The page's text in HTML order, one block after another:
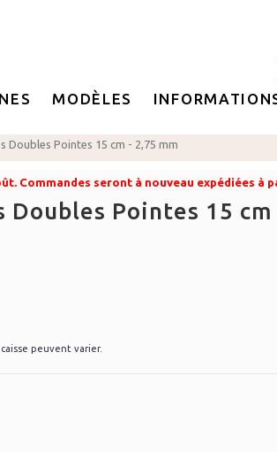
MODÈLES
Doubles Pointes 15 cm - 2,75 mm
Commandes seront à nouveau expédiées à
Pointes 15 cm
peuvent varier.